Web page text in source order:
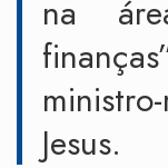
na
Jesus.